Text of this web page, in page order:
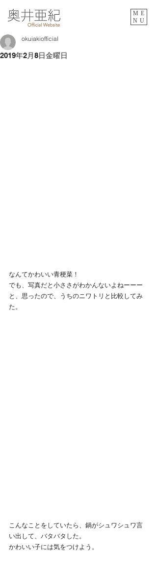
ME
NU
2019年2月8日金曜日
okuiakiofficial
なんてかわいい青梗菜！
でも、写真だと小ささがわかんないよねーーー
と、思ったので、うちのニワトリと比較してみ
た。
こんなことをしていたら、鍋がシュワシュワ言
い出して、バタバタした。
かわいい子には気をつけよう。